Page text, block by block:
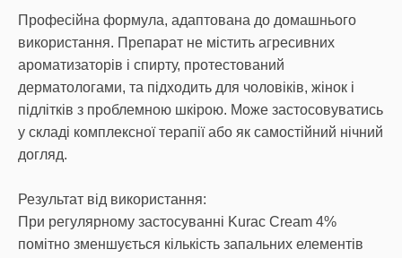
Професійна формула, адаптована до домашнього
використання. Препарат не містить агресивних
ароматизаторів і спирту, протестований
дерматологами, та підходить для чоловіків, жінок і
підлітків з проблемною шкірою. Може застосовуватись
у складі комплексної терапії або як самостійний нічний
догляд.
Результат від використання:
При регулярному застосуванні Kurac Cream 4%
помітно зменшується кількість запальних елементів